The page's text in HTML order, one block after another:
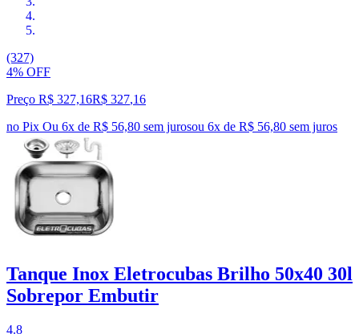
(327)
4% OFF
Preço R$ 327,16R$ 327,16
no Pix Ou 6x de R$ 56,80 sem jurosou 6x de R$ 56,80 sem juros
Tanque Inox Eletrocubas Brilho 50x40 30l
Sobrepor Embutir
4.8